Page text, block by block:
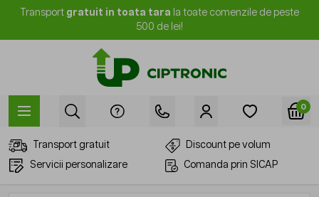
Mergi la Conținut
Transport gratuit in toata tara la toate comenzile de peste
500 de lei!
0
Transport gratuit
Discount pe volum
Servicii personalizare
Comanda prin SICAP